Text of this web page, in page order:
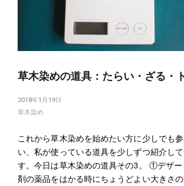
草木染めの道具：たらい・ざる・
2018年1月19日
草木染め
これから草木染めを始めたい方に少しでも
い、私が使っている道具を少しずつ紹介し
す。今日は草木染めの道具その3。 ①デザー
剤の薬品をはかる時にちょうどよい大きさ